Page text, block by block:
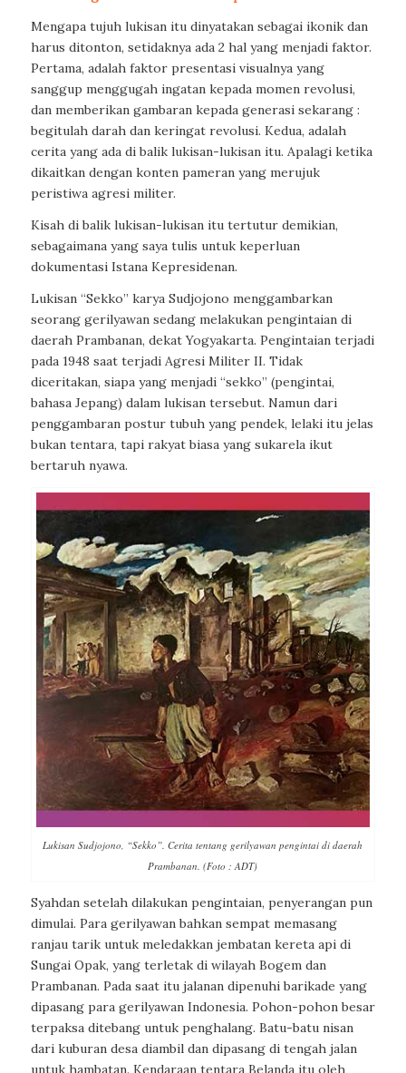
Mengapa tujuh lukisan itu dinyatakan sebagai ikonik dan
harus ditonton, setidaknya ada 2 hal yang menjadi faktor.
Pertama, adalah faktor presentasi visualnya yang
sanggup menggugah ingatan kepada momen revolusi,
dan memberikan gambaran kepada generasi sekarang :
begitulah darah dan keringat revolusi. Kedua, adalah
cerita yang ada di balik lukisan-lukisan itu. Apalagi ketika
dikaitkan dengan konten pameran yang merujuk
peristiwa agresi militer.
Kisah di balik lukisan-lukisan itu tertutur demikian,
sebagaimana yang saya tulis untuk keperluan
dokumentasi Istana Kepresidenan.
Lukisan “Sekko” karya Sudjojono menggambarkan
seorang gerilyawan sedang melakukan pengintaian di
daerah Prambanan, dekat Yogyakarta. Pengintaian terjadi
pada 1948 saat terjadi Agresi Militer II. Tidak
diceritakan, siapa yang menjadi “sekko” (pengintai,
bahasa Jepang) dalam lukisan tersebut. Namun dari
penggambaran postur tubuh yang pendek, lelaki itu jelas
bukan tentara, tapi rakyat biasa yang sukarela ikut
bertaruh nyawa.
Lukisan Sudjojono, “Sekko”. Cerita tentang gerilyawan pengintai di daerah
Prambanan. (Foto : ADT)
Syahdan setelah dilakukan pengintaian, penyerangan pun
dimulai. Para gerilyawan bahkan sempat memasang
ranjau tarik untuk meledakkan jembatan kereta api di
Sungai Opak, yang terletak di wilayah Bogem dan
Prambanan. Pada saat itu jalanan dipenuhi barikade yang
dipasang para gerilyawan Indonesia. Pohon-pohon besar
terpaksa ditebang untuk penghalang. Batu-batu nisan
dari kuburan desa diambil dan dipasang di tengah jalan
untuk hambatan. Kendaraan tentara Belanda itu oleh